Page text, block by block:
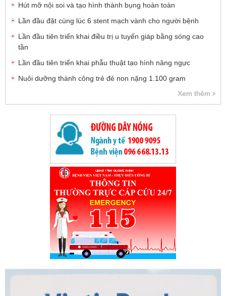
Hút mỡ nội soi và tạo hình thành bụng hoàn toàn
Lần đầu đặt cùng lúc 6 stent mạch vành cho người bệnh
Lần đầu tiên triển khai điều trị u tuyến giáp bằng sóng cao
tần
Lần đầu tiên triển khai phẫu thuật tạo hình nâng ngực
Nuôi dưỡng thành công trẻ đẻ non nặng 1.100 gram
Xem thêm